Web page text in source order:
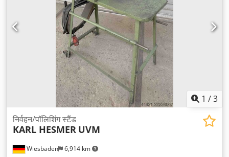
1 /3
Wiesbaden 6,914 km
निर्वहन/पॉलिशिंग स्टैंड
KARL HESMER UVM